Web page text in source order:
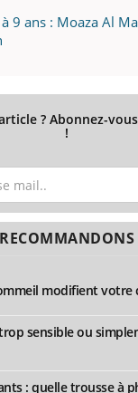
9 ans : Moaza Al
? Abonnez-
!
modifient votre
sensible ou
: quelle trousse à